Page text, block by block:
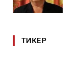
ТИКЕР